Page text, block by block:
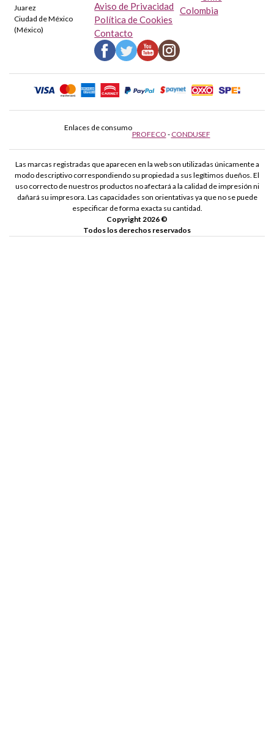
Juarez
Ciudad de México
(México)
Aviso de Privacidad
Política de Cookies
Contacto
Colombia
Enlaces de consumo
PROFECO - CONDUSEF
Las marcas registradas que aparecen en la web son utilizadas únicamente a
modo descriptivo correspondiendo su propiedad a sus legítimos dueños. El
uso correcto de nuestros productos no afectará a la calidad de impresión ni
dañará su impresora. Las capacidades son orientativas ya que no se puede
especificar de forma exacta su cantidad.
Copyright 2026 ©
Todos los derechos reservados